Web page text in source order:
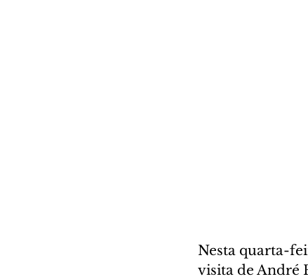
Nesta quarta-
visita de André